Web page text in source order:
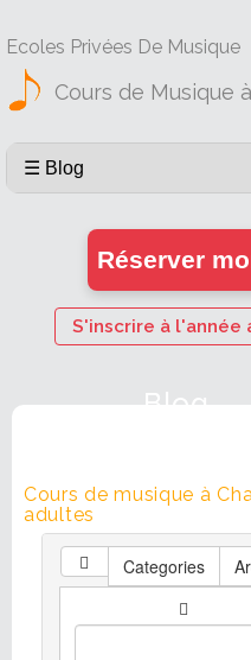
Ecoles Privées De Musique
Cours de Musique
Réserver
S'inscrire à l'année
Blog
Cours de musique à
adultes
Categories